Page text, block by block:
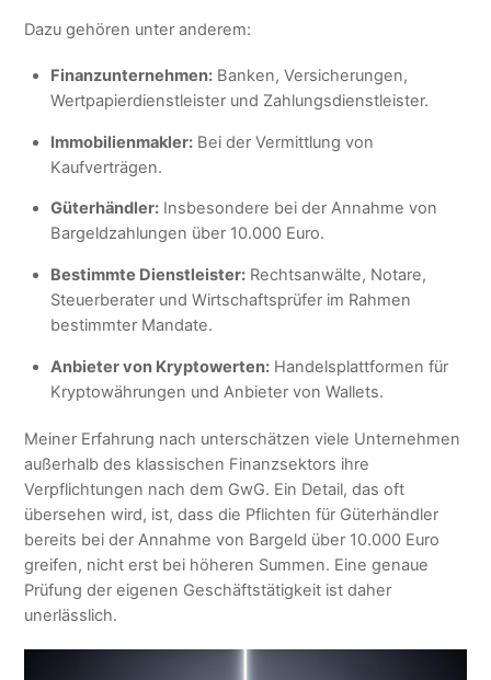
Dazu gehören unter anderem:
Finanzunternehmen:Banken, Versicherungen,
Wertpapierdienstleister und Zahlungsdienstleister.
Immobilienmakler:Bei der Vermittlung von
Kaufverträgen.
Güterhändler:Insbesondere bei der Annahme von
Bargeldzahlungen über 10.000 Euro.
Bestimmte Dienstleister:Rechtsanwälte, Notare,
Steuerberater und Wirtschaftsprüfer im Rahmen
bestimmter Mandate.
Anbieter von Kryptowerten:Handelsplattformen für
Kryptowährungen und Anbieter von Wallets.
Meiner Erfahrung nach unterschätzen viele Unternehmen
außerhalb des klassischen Finanzsektors ihre
Verpflichtungen nach dem GwG. Ein Detail, das oft
übersehen wird, ist, dass die Pflichten für Güterhändler
bereits bei der Annahme von Bargeld über 10.000 Euro
greifen, nicht erst bei höheren Summen. Eine genaue
Prüfung der eigenen Geschäftstätigkeit ist daher
unerlässlich.